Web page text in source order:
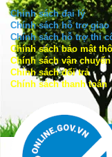
Chính sách đại lý
Chính sách hỗ trợ giao
Chính sách hỗ trợ thi
Chính sách bảo mật
Chính sách vận
Chính sách đổi trả
Chính sách thanh toán